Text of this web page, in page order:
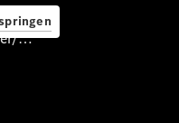
Anbieter/Datenschutz